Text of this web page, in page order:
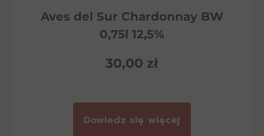
Aves del Sur Chardonnay BW
0,75l 12,5%
30,00 zł
Dowiedz się więcej